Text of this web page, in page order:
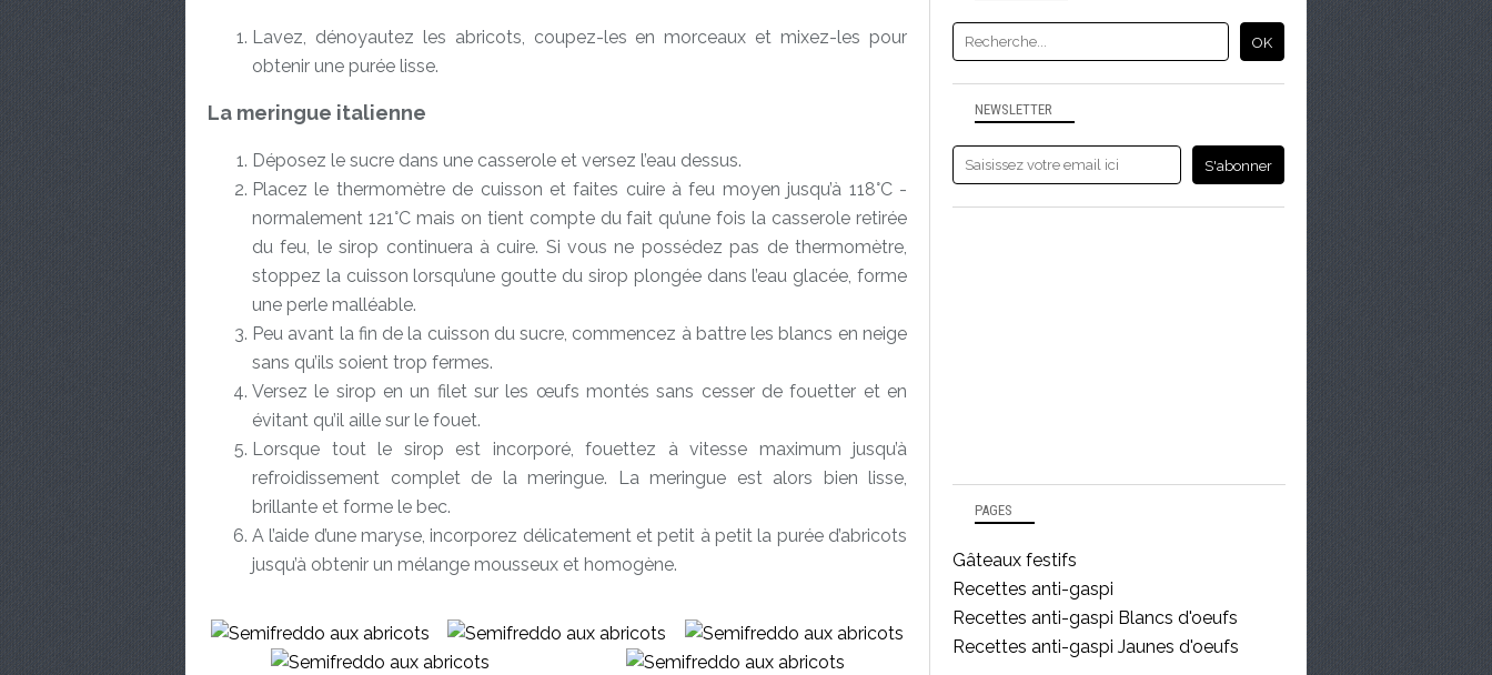
Lavez, dénoyautez les abricots, coupez-les en morceaux et mixez-les pour
obtenir une purée lisse.
La meringue italienne
Déposez le sucre dans une casserole et versez l’eau dessus.
Placez le thermomètre de cuisson et faites cuire à feu moyen jusqu’à 118°C -
normalement 121°C mais on tient compte du fait qu’une fois la casserole retirée
du feu, le sirop continuera à cuire. Si vous ne possédez pas de thermomètre,
stoppez la cuisson lorsqu’une goutte du sirop plongée dans l’eau glacée, forme
une perle malléable.
Peu avant la fin de la cuisson du sucre, commencez à battre les blancs en neige
sans qu’ils soient trop fermes.
Versez le sirop en un filet sur les œufs montés sans cesser de fouetter et en
évitant qu’il aille sur le fouet.
Lorsque tout le sirop est incorporé, fouettez à vitesse maximum jusqu’à
refroidissement complet de la meringue. La meringue est alors bien lisse,
brillante et forme le bec.
A l’aide d’une maryse, incorporez délicatement et petit à petit la purée d’abricots
jusqu’à obtenir un mélange mousseux et homogène.
NEWSLETTER
PAGES
Gâteaux festifs
Recettes anti-gaspi
Recettes anti-gaspi Blancs d'oeufs
Recettes anti-gaspi Jaunes d'oeufs